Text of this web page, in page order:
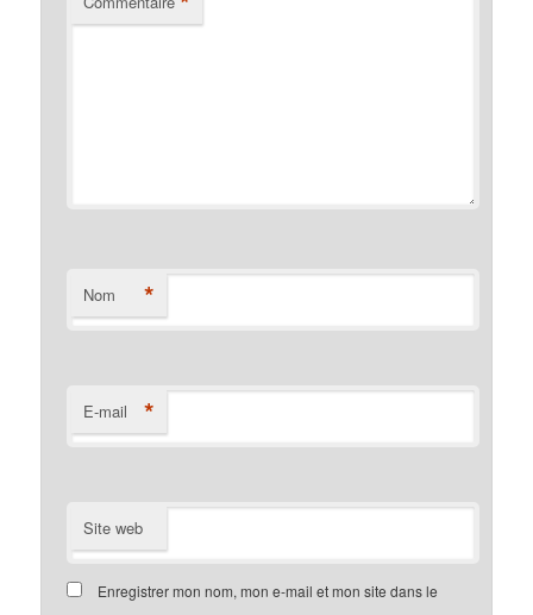
Nom *
E-mail *
Site web
Enregistrer mon nom, mon e-mail et mon site dans le